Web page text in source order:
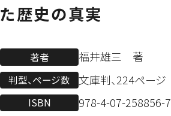
た歴史の真実
著者 福井雄三 著
判型、ページ数 文庫判、224ページ
ISBN 978-4-07-258856-7